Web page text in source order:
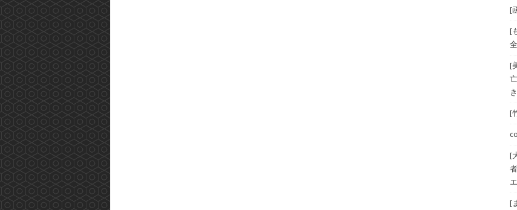
[
[
[
[
[
[